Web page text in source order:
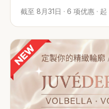
截至 8月31日 · 6 项优惠 · 起